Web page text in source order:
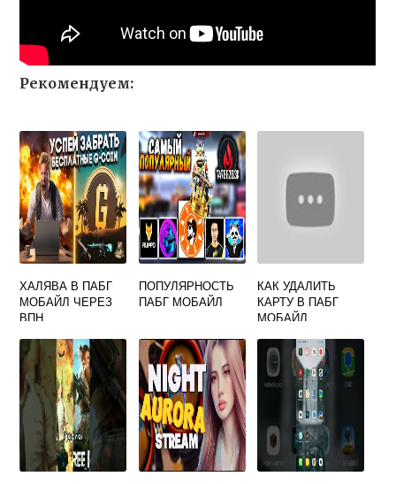
Рекомендуем:
ХАЛЯВА В ПАБГ
МОБАЙЛ ЧЕРЕЗ
ВПН
ПОПУЛЯРНОСТЬ
ПАБГ МОБАЙЛ
КАК УДАЛИТЬ
КАРТУ В ПАБГ
МОБАЙЛ